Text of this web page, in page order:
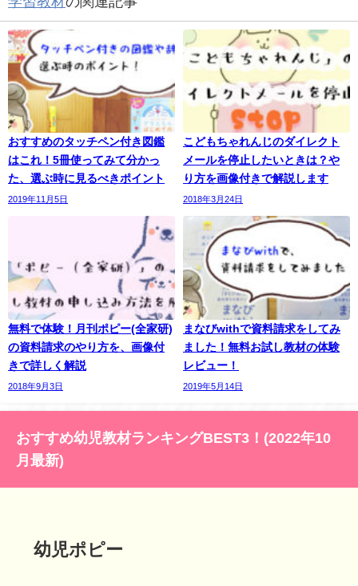
おすすめのタッチペン付き図鑑
はこれ！5冊使ってみて分かっ
た、選ぶ時に見るべきポイント
2019年11月5日
こどもちゃれんじのダイレクト
メールを停止したいときは？や
り方を画像付きで解説します
2018年3月24日
無料で体験！月刊ポピー(全家研)
の資料請求のやり方を、画像付
きで詳しく解説
2018年9月3日
まなびwithで資料請求をしてみ
ました！無料お試し教材の体験
レビュー！
2019年5月14日
おすすめ幼児教材ランキングBEST3！(2022年10
月最新)
幼児ポピー